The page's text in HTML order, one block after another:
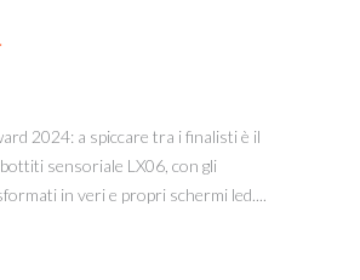
2024: a spiccare tra i finalisti è il
sensoriale LX06, con gli
in veri e propri schermi led....